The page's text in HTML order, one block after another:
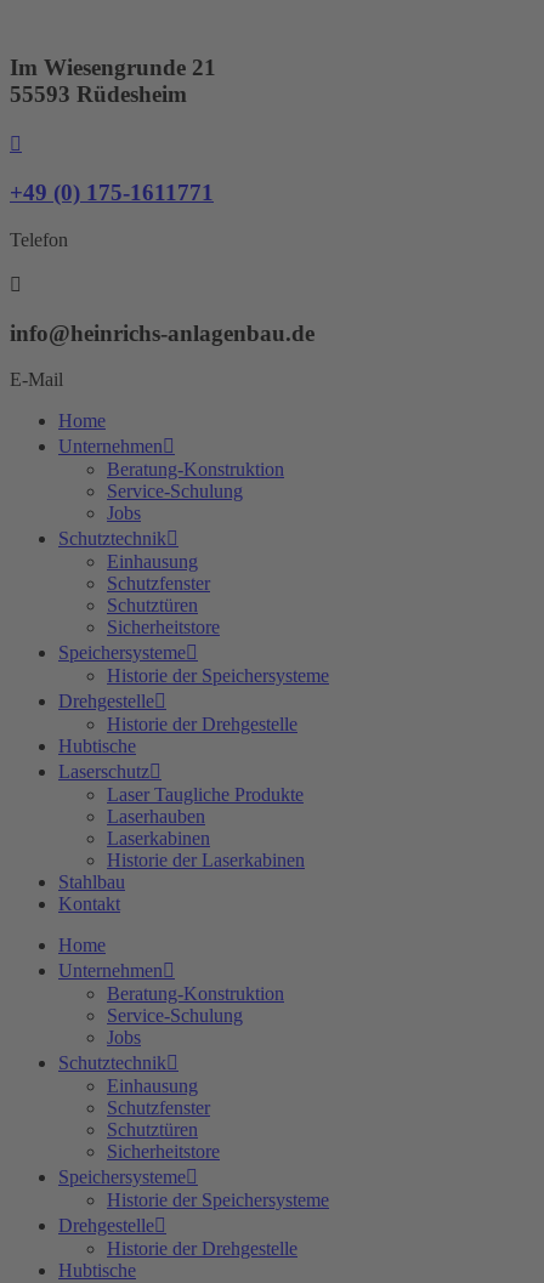
springen
Im Wiesengrunde 21
55593 Rüdesheim
+49 (0) 175-1611771
Telefon
info@heinrichs-anlagenbau.de
E-Mail
Home
Unternehmen
Beratung-Konstruktion
Service-Schulung
Jobs
Schutztechnik
Einhausung
Schutzfenster
Schutztüren
Sicherheitstore
Speichersysteme
Historie der Speichersysteme
Drehgestelle
Historie der Drehgestelle
Hubtische
Laserschutz
Laser Taugliche Produkte
Laserhauben
Laserkabinen
Historie der Laserkabinen
Stahlbau
Kontakt
Home
Unternehmen
Beratung-Konstruktion
Service-Schulung
Jobs
Schutztechnik
Einhausung
Schutzfenster
Schutztüren
Sicherheitstore
Speichersysteme
Historie der Speichersysteme
Drehgestelle
Historie der Drehgestelle
Hubtische